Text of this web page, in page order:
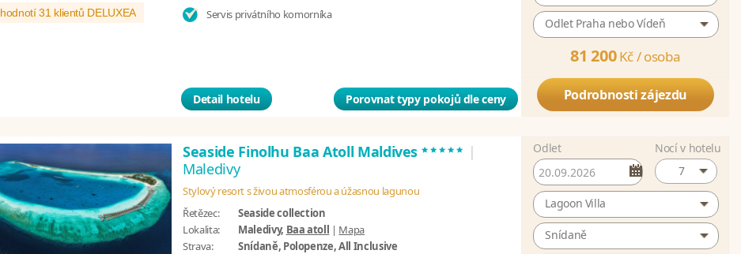
hodnotí 31 klientů DELUXEA
Servis privátního komorníka
Detail hotelu Porovnat typy pokojů dle ceny
Odlet Praha nebo Vídeň
81 200 Kč /osoba
Podrobnosti zájezdu
Seaside Finolhu Baa Atoll Maldives ***** |
Maledivy
Stylový resort s živou atmosférou a úžasnou lagunou
Řetězec:
Seaside collection
Lokalita:
Maledivy, Baa atoll | Mapa
Strava:
Snídaně, Polopenze, All Inclusive
Odlet
Nocí v hotelu
7
Lagoon Villa
Snídaně